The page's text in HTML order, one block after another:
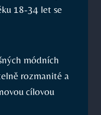
18-34 let se
módních
rozmanité a
cílovou